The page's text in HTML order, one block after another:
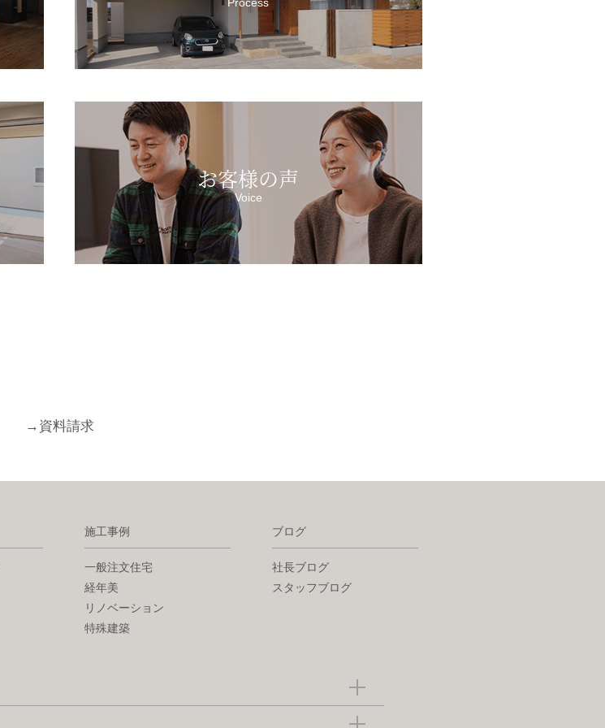
Process
お客様の声
Voice
→ 資料請求
施工事例
一般注文住宅
経年美
リノベーション
特殊建築
ブログ
社長ブログ
スタッフブログ